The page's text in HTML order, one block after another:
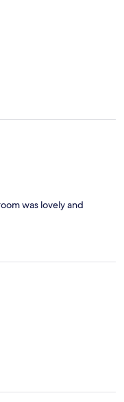
was lovely and